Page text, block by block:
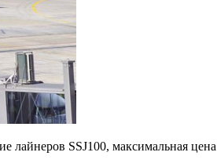
лайнеров SSJ100, максимальная